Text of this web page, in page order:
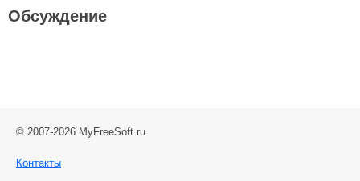
Обсуждение
© 2007-2026 MyFreeSoft.ru
Контакты